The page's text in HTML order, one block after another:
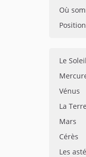
Où
Le Soleil
Vénus
La Terre
Mars
Cérès
Les